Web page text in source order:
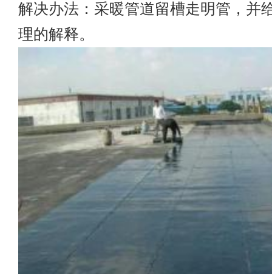
解决办法：采暖管道留槽走明管，并
理的解释。